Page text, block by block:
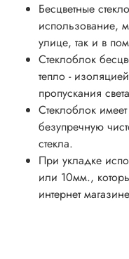
Бесцветные
использование,
улице, так и в
Стеклоблок
тепло -
пропускания
Стеклоблок
безупречную
стекла.
При укладке
или 10мм.,
интернет